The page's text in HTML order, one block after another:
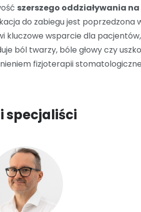
szerszego oddziaływania
do zabiegu jest
kluczowe wsparcie dla
ból twarzy, bóle głowy czy
fizjoterapii
specjaliści